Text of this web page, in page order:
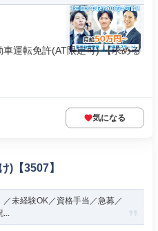
運転免許(AT限定可) 【求める
気になる
)【3507】
未経験OK／資格手当／急募／
...